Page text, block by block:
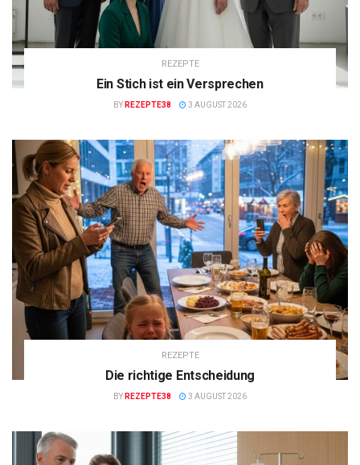
REZEPTE
Ein Stich ist ein Versprechen
BY REZEPTE38 3 AUGUST 2026
REZEPTE
Die richtige Entscheidung
BY REZEPTE38 3 AUGUST 2026